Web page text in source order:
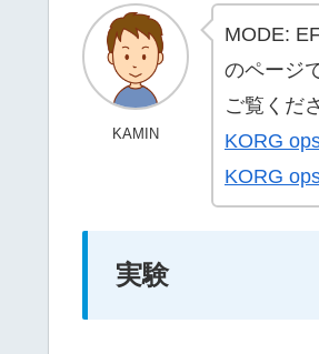
KAMIN
MODE:
のページ
ご覧くだ
KORG
KORG
実験